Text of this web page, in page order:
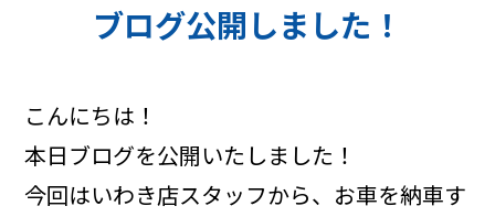
ブログ公開しました！
こんにちは！
本日ブログを公開いたしました！
今回はいわき店スタッフから、お車を納車す